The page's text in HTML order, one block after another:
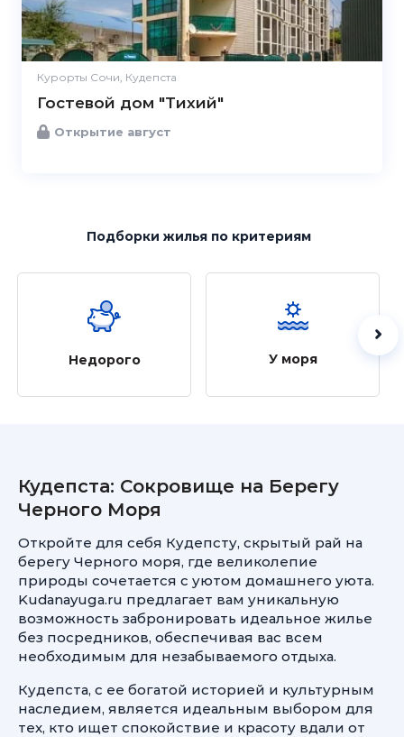
Курорты Сочи, Кудепста
Гостевой дом "Тихий"
Открытие август
Подборки жильяпо критериям
Недорого У моря
Кудепста: Сокровище на Берегу
Черного Моря
Откройте для себя Кудепсту, скрытый рай на
берегу Черного моря, где великолепие
природы сочетается с уютом домашнего уюта.
Kudanayuga.ru предлагает вам уникальную
возможность забронировать идеальное жилье
без посредников, обеспечивая вас всем
необходимым для незабываемого отдыха.
Кудепста, с ее богатой историей и культурным
наследием, является идеальным выбором для
тех, кто ищет спокойствие и красоту вдали от